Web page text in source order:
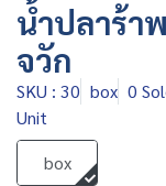
น้ำปลาร้า
จวัก
SKU : 30 box 0
Unit
box